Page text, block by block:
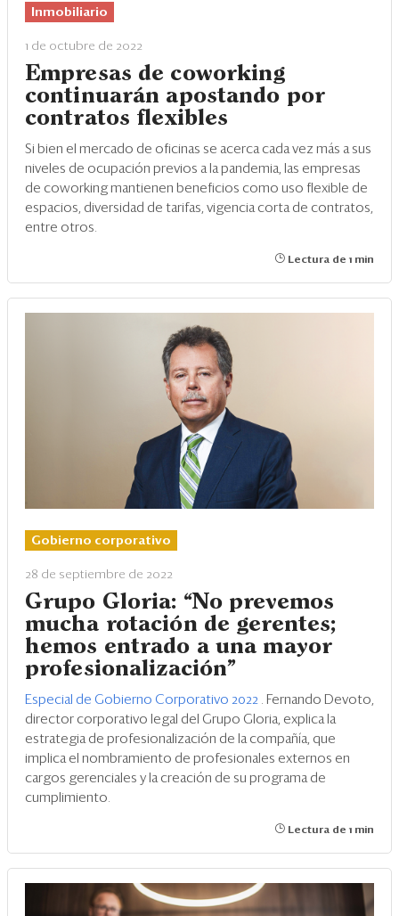
Inmobiliario
1 de octubre de 2022
Empresas de coworking
continuarán apostando por
contratos flexibles
Si bien el mercado de oficinas se acerca cada vez más a sus
niveles de ocupación previos a la pandemia, las empresas
de coworking mantienen beneficios como uso flexible de
espacios, diversidad de tarifas, vigencia corta de contratos,
entre otros.
Lectura de 1 min
Gobierno corporativo
28 de septiembre de 2022
Grupo Gloria: “No prevemos
mucha rotación de gerentes;
hemos entrado a una mayor
profesionalización"
Especial de Gobierno Corporativo 2022 . Fernando Devoto,
director corporativo legal del Grupo Gloria, explica la
estrategia de profesionalización de la compañía, que
implica el nombramiento de profesionales externos en
cargos gerenciales y la creación de su programa de
cumplimiento.
Lectura de 1 min